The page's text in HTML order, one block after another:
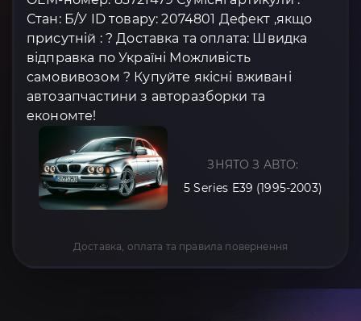
Стан: Б/У ID товару: 2074801 Дефект ,якщо
присутній : ? Доставка та оплата: Швидка
відправка по Україні Можливість
самовивозом ? Купуйте якісні вживані
автозапчастини з авторазборки та
економте!
ЗНЯТО З АВТО:
5 Series E39 (1995-2003)
Доставка, оплата та правила повернення